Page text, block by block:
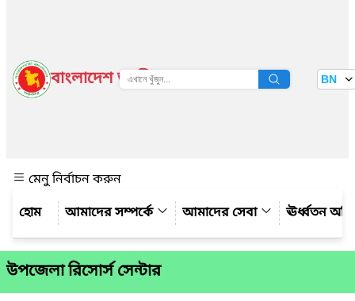
বাংলাদেশ জাতীয় তথ্য বাতায়ন BN
মেনু নির্বাচন করুন
আমাদের সম্পর্কে
আমাদের সেবা ঊর্ধ্বতন
উপজেলা রিসোর্স সেন্টার